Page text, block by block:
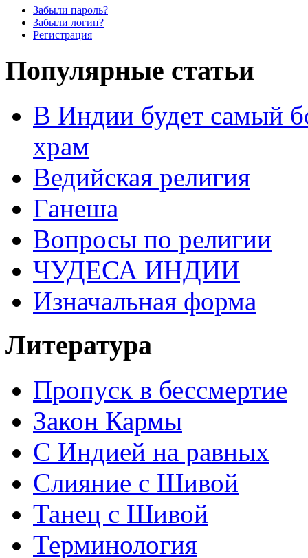
Забыли пароль?
Забыли логин?
Регистрация
Популярные статьи
В Индии будет самый
храм
Ведийская религия
Ганеша
Вопросы по религии
ЧУДЕСА ИНДИИ
Изначальная форма
Литература
Пропуск в бессмертие
Закон Кармы
С Индией на равных
Слияние с Шивой
Танец с Шивой
Терминология